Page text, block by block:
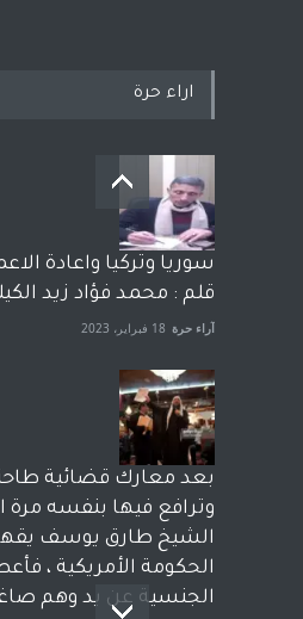
اراء حرة
سوريا وتركيا واعادة
قلم : محمد فؤاد زيد
آراء حرة 18 فبراير، 2023
بعد معارك قضائية
وترافع فيها بنفسه مرة
الشيخ طارق يوسف
الحكومة الأمريكية ،
الجنسية عن يد وهم